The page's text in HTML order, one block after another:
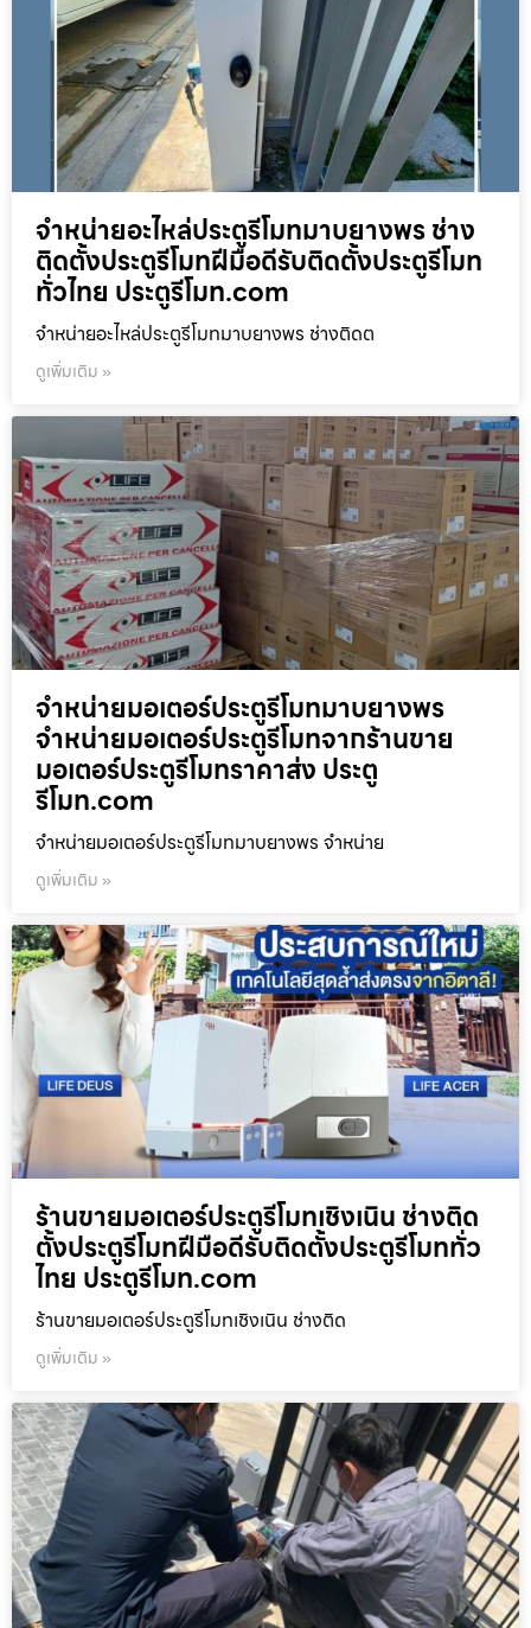
จำหน่ายอะไหล่ประตูรีโมทมาบยางพร ช่าง
ติดตั้งประตูรีโมทฝีมือดีรับติดตั้งประตูรีโมท
ทั่วไทย ประตูรีโมท.com
จำหน่ายอะไหล่ประตูรีโมทมาบยางพร ช่างติดต
ดูเพิ่มเติม »
จำหน่ายมอเตอร์ประตูรีโมทมาบยางพร
จำหน่ายมอเตอร์ประตูรีโมทจากร้านขาย
มอเตอร์ประตูรีโมทราคาส่ง ประตู
รีโมท.com
จำหน่ายมอเตอร์ประตูรีโมทมาบยางพร จำหน่าย
ดูเพิ่มเติม »
ร้านขายมอเตอร์ประตูรีโมทเชิงเนิน ช่างติด
ตั้งประตูรีโมทฝีมือดีรับติดตั้งประตูรีโมททั่ว
ไทย ประตูรีโมท.com
ร้านขายมอเตอร์ประตูรีโมทเชิงเนิน ช่างติด
ดูเพิ่มเติม »